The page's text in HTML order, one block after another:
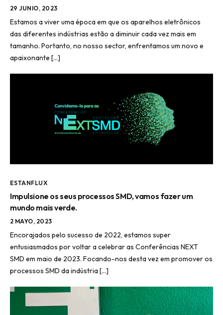
29 JUNIO, 2023
Estamos a viver uma época em que os aparelhos eletrônicos
das diferentes indústrias estão a diminuir cada vez mais em
tamanho. Portanto, no nosso sector, enfrentamos um novo e
apaixonante […]
ESTANFLUX
Impulsione os seus processos SMD, vamos fazer um
mundo mais verde.
2 MAYO, 2023
Encorajados pelo sucesso de 2022, estamos super
entusiasmados por voltar a celebrar as Conferências NEXT
SMD em maio de 2023. Focando-nos desta vez em promover os
processos SMD da indústria […]